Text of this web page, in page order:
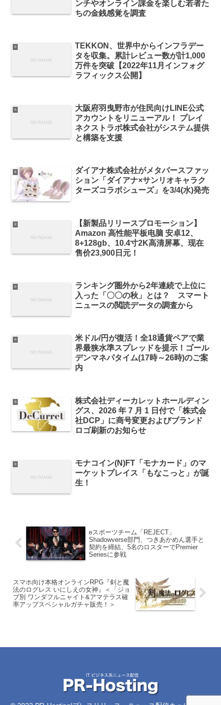
ンチやオンライン課金を楽しむ若者た
ちの金銭感覚を調査
it
TEKKON、世界中からインフラデー
タを収集。累計レビュー数が計1,000
万件を突破【2022年11月インフォグ
ラフィックス公開】
it
大阪府羽曳野市が住民向けLINE公式
アカウントをリニューアル！ プレイ
ネクストラボ株式会社がシステム提供
と構築を支援
it
​​ダイアナ株式会社がメタバースファッ
ション「​​ダイアナ×サンリオキャラク
ターズコラボシューズ​​」を3/4(水)発売​
it
【新製品リリースプロモーション】
Amazon 高性能平板电脑 安卓12、
8+128gb、10.4寸2K高清屏幕、现在
售价23,900日元！
it
ランキング圏外から2年連続で上位に
入った「〇〇の秋」とは？ スマート
ニュースの閲読データの調査から
it
米ドル/円が復活！全18通貨ペアで業
界最狭水準スプレッドを提示！ゴール
デンマネパタイム(17時～26時)のご案
内
it
株式会社ディーカレットホールディン
グス、2026 年 7 月 1 日付で「株式会
社DCP」に商号変更およびブランド
ロゴ刷新のお知らせ
it
モナコイン(N)FT「モナカード」のマ
ーケットプレイス「もなこっと」が誕
生！
eスポーツチーム「REJECT」
Shadowverse部門、つきあかめん選手と
契約を締結、5名のロスターでPremier
Seriesに参戦
スマホ向け本格オンラインRPG『剣と魔
法のログレス いにしえの女神』＜「ジョ
ブ別 ワンダフルニャイト&アマテラス確
率アップスペシャルガチャ販売！＞